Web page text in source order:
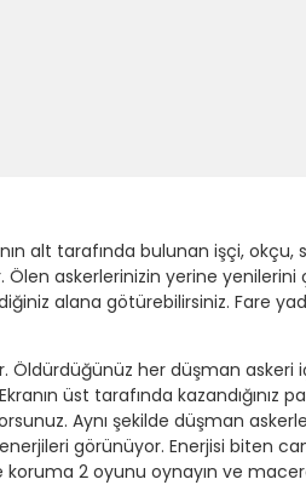
alt tarafında bulunan işçi, okçu,
Ölen askerlerinizin yerine
alana götürebilirsiniz. Fare
her düşman askeri
üst tarafında kazandığınız
Aynı şekilde düşman
görünüyor. Enerjisi biten
2 oyunu oynayın ve